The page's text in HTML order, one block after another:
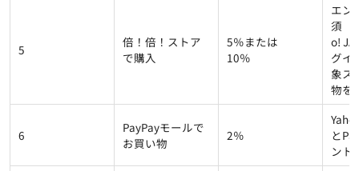
5
倍！倍！ストア
で購入
5％または
10％
エン
須
o!
グイ
象ス
物を
6
PayPayモールで
お買い物
2％
と
ント